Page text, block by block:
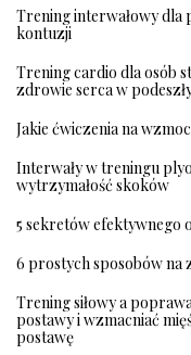
Trening interwałowy dla
kontuzji
Trening cardio dla osób
zdrowie serca w
Jakie ćwiczenia na
Interwały w treningu
wytrzymałość skoków
5 sekretów efektywnego
6 prostych sposobów na
Trening siłowy a
postawy i wzmacniać
postawę